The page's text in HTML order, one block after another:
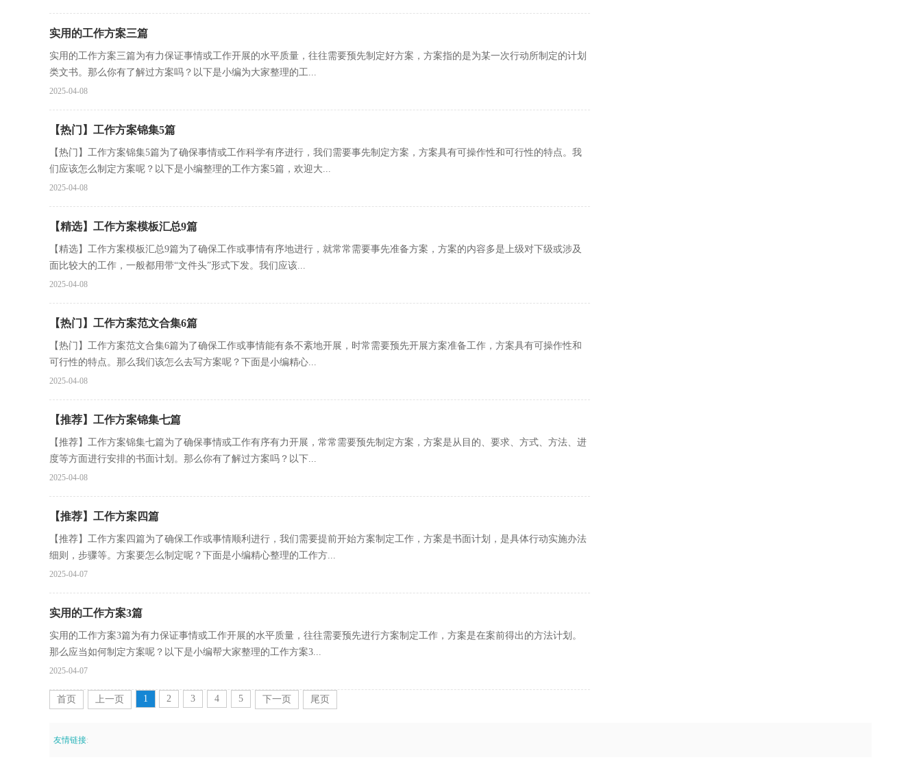
实用的工作方案三篇
实用的工作方案三篇为有力保证事情或工作开展的水平质量，往往需要预先制定好方案，方案指的是为某一次行动所制定的计划
类文书。那么你有了解过方案吗？以下是小编为大家整理的工...
2025-04-08
【热门】工作方案锦集5篇
【热门】工作方案锦集5篇为了确保事情或工作科学有序进行，我们需要事先制定方案，方案具有可操作性和可行性的特点。我
们应该怎么制定方案呢？以下是小编整理的工作方案5篇，欢迎大...
2025-04-08
【精选】工作方案模板汇总9篇
【精选】工作方案模板汇总9篇为了确保工作或事情有序地进行，就常常需要事先准备方案，方案的内容多是上级对下级或涉及
面比较大的工作，一般都用带“文件头”形式下发。我们应该...
2025-04-08
【热门】工作方案范文合集6篇
【热门】工作方案范文合集6篇为了确保工作或事情能有条不紊地开展，时常需要预先开展方案准备工作，方案具有可操作性和
可行性的特点。那么我们该怎么去写方案呢？下面是小编精心...
2025-04-08
【推荐】工作方案锦集七篇
【推荐】工作方案锦集七篇为了确保事情或工作有序有力开展，常常需要预先制定方案，方案是从目的、要求、方式、方法、进
度等方面进行安排的书面计划。那么你有了解过方案吗？以下...
2025-04-08
【推荐】工作方案四篇
【推荐】工作方案四篇为了确保工作或事情顺利进行，我们需要提前开始方案制定工作，方案是书面计划，是具体行动实施办法
细则，步骤等。方案要怎么制定呢？下面是小编精心整理的工作方...
2025-04-07
实用的工作方案3篇
实用的工作方案3篇为有力保证事情或工作开展的水平质量，往往需要预先进行方案制定工作，方案是在案前得出的方法计划。
那么应当如何制定方案呢？以下是小编帮大家整理的工作方案3...
2025-04-07
首页 上一页 1 2 3 4 5 下一页 尾页
友情链接: